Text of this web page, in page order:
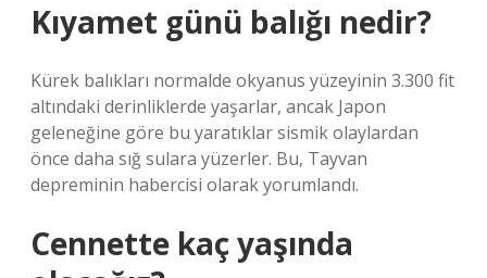
Kıyamet günü balığı nedir?
Kürek balıkları normalde okyanus yüzeyinin 3.300 fit
altındaki derinliklerde yaşarlar, ancak Japon
geleneğine göre bu yaratıklar sismik olaylardan
önce daha sığ sulara yüzerler. Bu, Tayvan
depreminin habercisi olarak yorumlandı.
Cennette kaç yaşında